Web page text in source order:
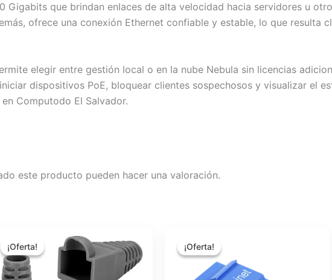
Gigabits que brindan enlaces de alta velocidad hacia servidores u
ofrece una conexión Ethernet confiable y estable, lo que resulta
elegir entre gestión local o en la nube Nebula sin licencias
dispositivos PoE, bloquear clientes sospechosos y visualizar el
Computodo El Salvador.
este producto pueden hacer una valoración.
¡Oferta!
¡Oferta!
precio
original
era:
$26.25.
precio
actual
$21.45.
¡Oferta!
¡Oferta!
precio
original
era:
$1.40.
actual
es:
$1.14.